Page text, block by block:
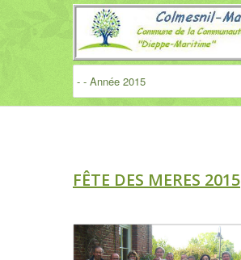
FÊTE DES MERES 2015